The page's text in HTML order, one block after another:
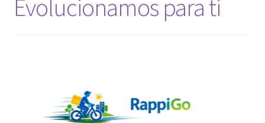
Evolucionamos para tí